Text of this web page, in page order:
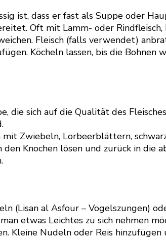
ist, dass er fast als Suppe oder
Oft mit Lamm- oder Rindfleisch,
Fleisch (falls verwendet)
Köcheln lassen, bis die
die sich auf die Qualität des
mit Zwiebeln, Lorbeerblättern,
Knochen lösen und zurück in die
(Lisan al Asfour – Vogelszungen)
etwas Leichtes zu sich nehmen
Kleine Nudeln oder Reis